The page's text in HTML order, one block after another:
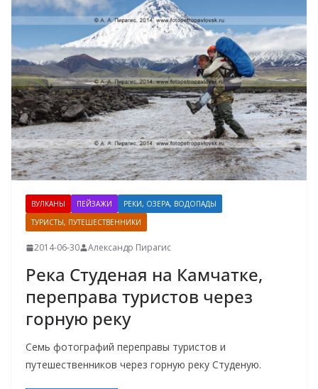
ВУЛКАНЫ ПЕЙЗАЖИ
РЕКИ, ОЗЕРА, ВОДОПАДЫ
ТУРИСТЫ, ПУТЕШЕСТВЕННИКИ
2014-06-30 Александр Пирагис
Река Студеная на Камчатке,
переправа туристов через
горную реку
Семь фотографий переправы туристов и
путешественников через горную реку Студеную.